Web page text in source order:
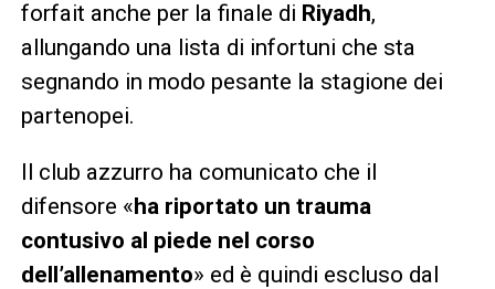
forfait anche per la finale di Riyadh,
allungando una lista di infortuni che sta
segnando in modo pesante la stagione dei
partenopei.
Il club azzurro ha comunicato che il
difensore «ha riportato un trauma
contusivo al piede nel corso
dell’allenamento» ed è quindi escluso dal